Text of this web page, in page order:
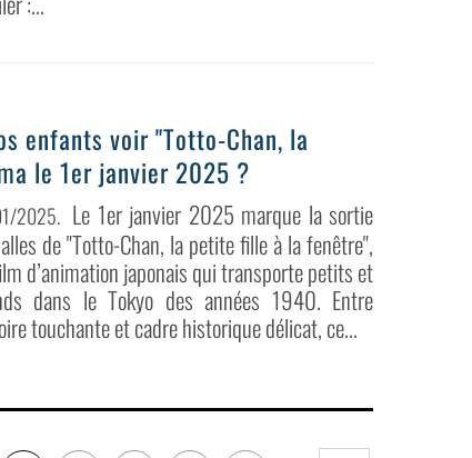
enfants voir "Totto-Chan, la
le 1er janvier 2025 ?
2025. Le 1er janvier 2025 marque la sortie
de "Totto-Chan, la petite fille à la fenêtre",
d’animation japonais qui transporte petits et
dans le Tokyo des années 1940. Entre
touchante et cadre historique délicat, ce...